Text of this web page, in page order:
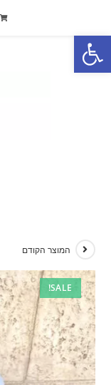
פתח סרגל נגישות
SALE!
המוצר הקודם